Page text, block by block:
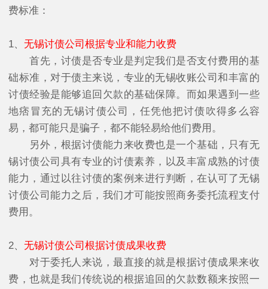
费标准：
1、 无锡讨债公司根据专业和能力收费
首先，讨债是否专业是判定我们是否支付费用的基
础标准，对于债主来说，专业的无锡收账公司和丰富的
讨债经验是能够追回欠款的基础保障。而如果遇到一些
地痞冒充的无锡讨债公司，任凭他把讨债吹得多么容
易，都可能只是骗子，都不能轻易给他们费用。
另外，根据讨债能力来收费也是一个基础，只有无
锡讨债公司具有专业的讨债素养，以及丰富成熟的讨债
能力，通过以往讨债的案例来进行判断，在认可了无锡
讨债公司能力之后，我们才可能按照商务委托流程支付
费用。
2、 无锡讨债公司根据讨债成果收费
对于委托人来说，最直接的就是根据讨债成果来收
费，也就是我们传统说的根据追回的欠款数额来按照一